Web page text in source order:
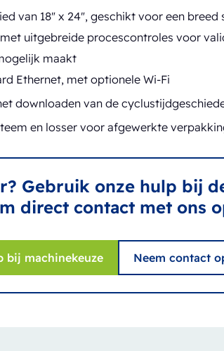
van 18" x 24", geschikt voor een breed
uitgebreide procescontroles voor
maakt
Ethernet, met optionele Wi-Fi
downloaden van de
en losser voor afgewerkte
Gebruik onze hulp bij
direct contact met ons
bij machinekeuze Neem contact